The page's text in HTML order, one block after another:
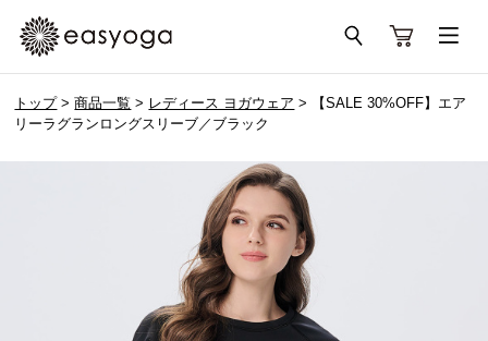
トップ>商品一覧 > レディース ヨガウェア > 【SALE 30%OFF】エア
リーラグランロングスリーブ／ブラック